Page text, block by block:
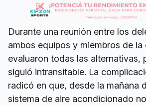
Durante una reunión entre los
ambos equipos y miembros de
evaluaron todas las alternativas,
siguió intransitable. La
radicó en que, desde la mañana
sistema de aire acondicionado